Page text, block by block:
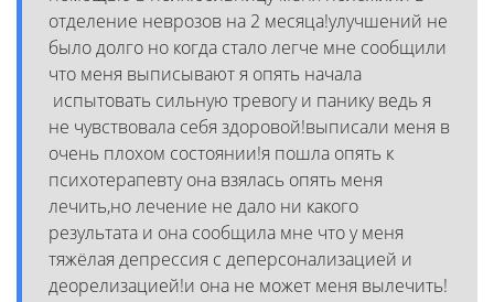
отделение неврозов на 2 месяца!улучшений не
было долго но когда стало легче мне сообщили
что меня выписывают я опять начала
испытовать сильную тревогу и панику ведь я
не чувствовала себя здоровой!выписали меня в
очень плохом состоянии!я пошла опять к
психотерапевту она взялась опять меня
лечить,но лечение не дало ни какого
результата и она сообщила мне что у меня
тяжёлая депрессия с деперсонализацией и
деорелизацией!и она не может меня вылечить!